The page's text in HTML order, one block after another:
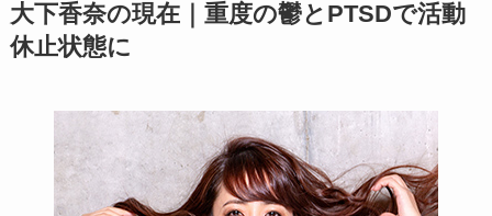
大下香奈の現在｜重度の鬱とPTSDで活動
休止状態に